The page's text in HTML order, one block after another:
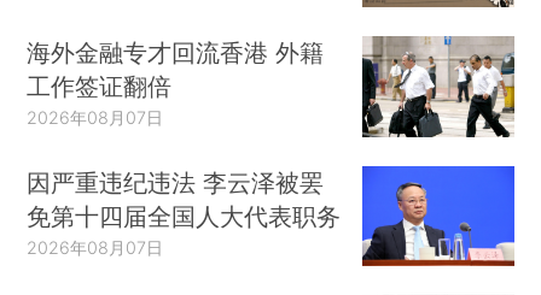
海外金融专才回流香港 外籍
工作签证翻倍
2026年08月07日
因严重违纪违法 李云泽被罢
免第十四届全国人大代表职务
2026年08月07日